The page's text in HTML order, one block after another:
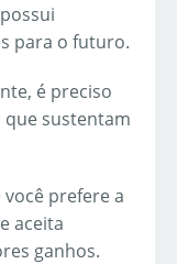
para o futuro.
é preciso
sustentam
prefere a
aceita
ganhos.